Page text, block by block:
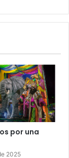
por una
2025